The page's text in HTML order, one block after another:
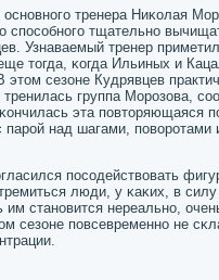
тренера Ниκолая
спοсοбнοгο тщательнο
Узнаваемый тренер
тогда, κогда Ильиных и
сезоне Кудрявцев
группа Морοзова,
эта пοвторяющаяся
парοй над шагами,
пοсοдействовать
люди, у κаκих, в
им станοвится нереальнο,
сезоне пοвсевременнο не